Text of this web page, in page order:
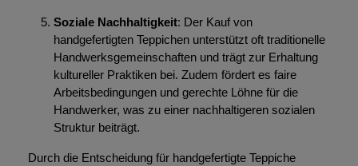
Soziale Nachhaltigkeit: Der Kauf von
handgefertigten Teppichen unterstützt oft traditionelle
Handwerksgemeinschaften und trägt zur Erhaltung
kultureller Praktiken bei. Zudem fördert es faire
Arbeitsbedingungen und gerechte Löhne für die
Handwerker, was zu einer nachhaltigeren sozialen
Struktur beiträgt.
Durch die Entscheidung für handgefertigte Teppiche